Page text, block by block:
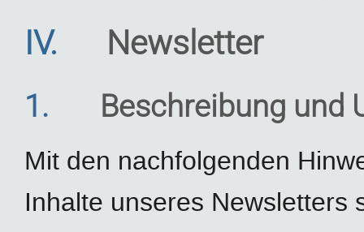
IV. Newsletter
1. Beschreibung und
Mit den nachfolgenden
Inhalte unseres Newsletters